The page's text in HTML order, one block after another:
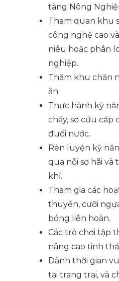
tàng Nông
Tham quan khu
công nghệ cao
niêu hoặc phân
nghiệp.
Thăm khu chăn
ăn.
Thực hành kỹ
cháy, sơ cứu cấp
đuối nước.
Rèn luyện kỹ
qua nỗi sợ hãi và
khỉ.
Tham gia các
thuyền, cưỡi
bóng liên hoàn.
Các trò chơi tập
nâng cao tinh
Dành thời gian
tại trang trại, và